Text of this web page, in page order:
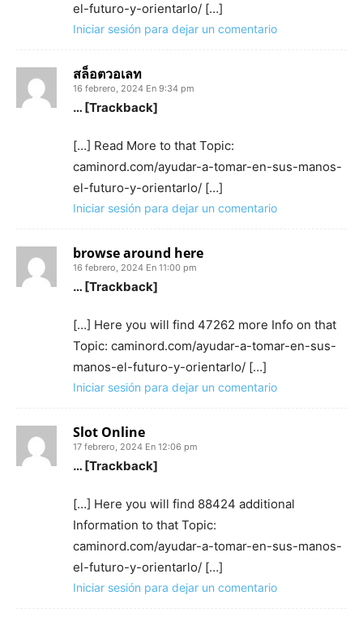
el-futuro-y-orientarlo/ […]
Iniciar sesión para dejar un comentario
สล็อตวอเลท
16 febrero, 2024 En 9:34 pm
… [Trackback]
[…] Read More to that Topic:
caminord.com/ayudar-a-tomar-en-sus-manos-
el-futuro-y-orientarlo/ […]
Iniciar sesión para dejar un comentario
browse around here
16 febrero, 2024 En 11:00 pm
… [Trackback]
[…] Here you will find 47262 more Info on that
Topic: caminord.com/ayudar-a-tomar-en-sus-
manos-el-futuro-y-orientarlo/ […]
Iniciar sesión para dejar un comentario
Slot Online
17 febrero, 2024 En 12:06 pm
… [Trackback]
[…] Here you will find 88424 additional
Information to that Topic:
caminord.com/ayudar-a-tomar-en-sus-manos-
el-futuro-y-orientarlo/ […]
Iniciar sesión para dejar un comentario